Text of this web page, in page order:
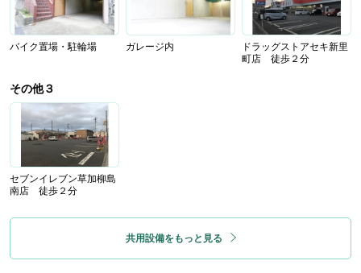
バイク置場・駐輪場 ガレージ内
ドラッグストアセキ新里
町店 徒歩２分
その他３
セブンイレブン草加柳島
南店 徒歩２分
共用設備をもっと見る